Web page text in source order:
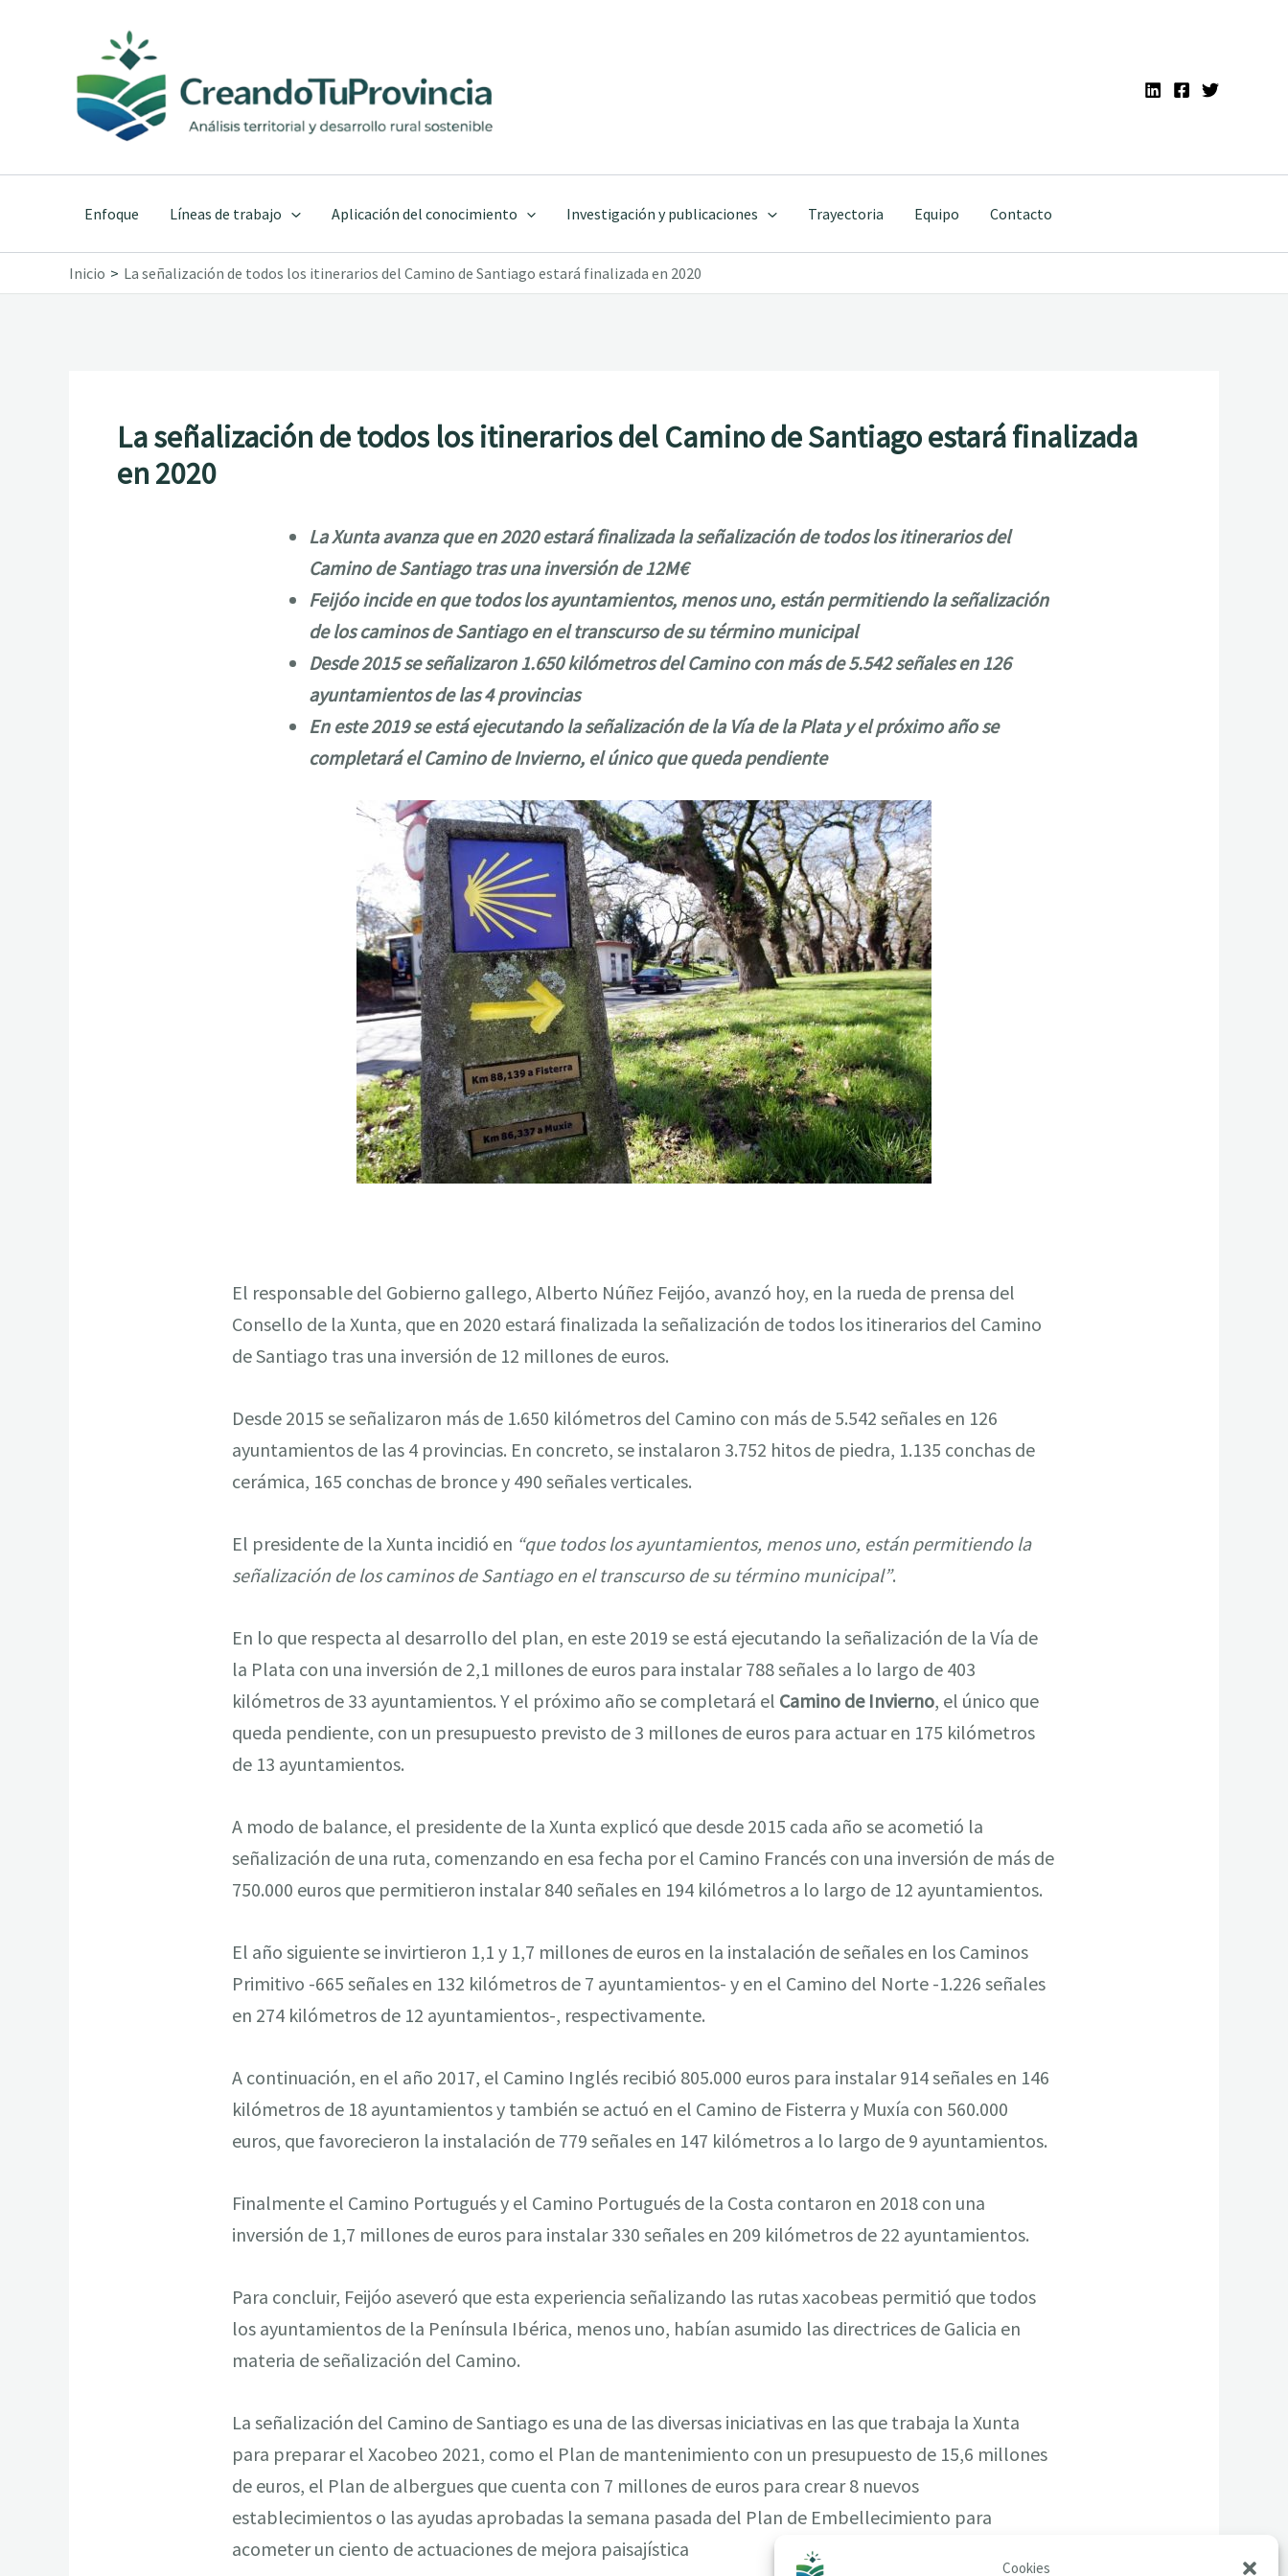
Cookies
contenido
Enfoque Líneas de trabajo Aplicación del conocimiento Investigación y publicaciones Trayectoria Equipo Contacto
Inicio La señalización de todos los itinerarios del Camino de Santiago estará finalizada en 2020
La señalización de todos los itinerarios del Camino de Santiago estará finalizada
en 2020
La Xunta avanza que en 2020 estará finalizada la señalización de todos los itinerarios del
Camino de Santiago tras una inversión de 12M€
Feijóo incide en que todos los ayuntamientos, menos uno, están permitiendo la señalización
de los caminos de Santiago en el transcurso de su término municipal
Desde 2015 se señalizaron 1.650 kilómetros del Camino con más de 5.542 señales en 126
ayuntamientos de las 4 provincias
En este 2019 se está ejecutando la señalización de la Vía de la Plata y el próximo año se
completará el Camino de Invierno, el único que queda pendiente
El responsable del Gobierno gallego, Alberto Núñez Feijóo, avanzó hoy, en la rueda de prensa del
Consello de la Xunta, que en 2020 estará finalizada la señalización de todos los itinerarios del Camino
de Santiago tras una inversión de 12 millones de euros.
Desde 2015 se señalizaron más de 1.650 kilómetros del Camino con más de 5.542 señales en 126
ayuntamientos de las 4 provincias. En concreto, se instalaron 3.752 hitos de piedra, 1.135 conchas de
cerámica, 165 conchas de bronce y 490 señales verticales.
El presidente de la Xunta incidió en “que todos los ayuntamientos, menos uno, están permitiendo la
señalización de los caminos de Santiago en el transcurso de su término municipal”.
En lo que respecta al desarrollo del plan, en este 2019 se está ejecutando la señalización de la Vía de
la Plata con una inversión de 2,1 millones de euros para instalar 788 señales a lo largo de 403
kilómetros de 33 ayuntamientos. Y el próximo año se completará el Camino de Invierno, el único que
queda pendiente, con un presupuesto previsto de 3 millones de euros para actuar en 175 kilómetros
de 13 ayuntamientos.
A modo de balance, el presidente de la Xunta explicó que desde 2015 cada año se acometió la
señalización de una ruta, comenzando en esa fecha por el Camino Francés con una inversión de más de
750.000 euros que permitieron instalar 840 señales en 194 kilómetros a lo largo de 12 ayuntamientos.
El año siguiente se invirtieron 1,1 y 1,7 millones de euros en la instalación de señales en los Caminos
Primitivo -665 señales en 132 kilómetros de 7 ayuntamientos- y en el Camino del Norte -1.226 señales
en 274 kilómetros de 12 ayuntamientos-, respectivamente.
A continuación, en el año 2017, el Camino Inglés recibió 805.000 euros para instalar 914 señales en 146
kilómetros de 18 ayuntamientos y también se actuó en el Camino de Fisterra y Muxía con 560.000
euros, que favorecieron la instalación de 779 señales en 147 kilómetros a lo largo de 9 ayuntamientos.
Finalmente el Camino Portugués y el Camino Portugués de la Costa contaron en 2018 con una
inversión de 1,7 millones de euros para instalar 330 señales en 209 kilómetros de 22 ayuntamientos.
Para concluir, Feijóo aseveró que esta experiencia señalizando las rutas xacobeas permitió que todos
los ayuntamientos de la Península Ibérica, menos uno, habían asumido las directrices de Galicia en
materia de señalización del Camino.
La señalización del Camino de Santiago es una de las diversas iniciativas en las que trabaja la Xunta
para preparar el Xacobeo 2021, como el Plan de mantenimiento con un presupuesto de 15,6 millones
de euros, el Plan de albergues que cuenta con 7 millones de euros para crear 8 nuevos
establecimientos o las ayudas aprobadas la semana pasada del Plan de Embellecimiento para
acometer un ciento de actuaciones de mejora paisajística